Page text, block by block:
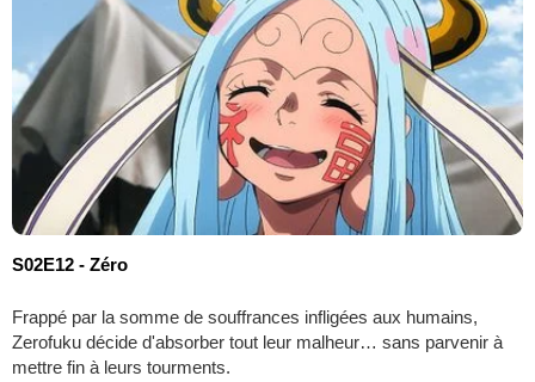
S02E12 - Zéro
Frappé par la somme de souffrances infligées aux humains,
Zerofuku décide d'absorber tout leur malheur… sans parvenir à
mettre fin à leurs tourments.